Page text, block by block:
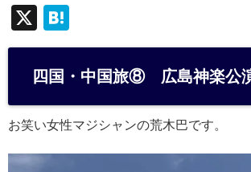
X
at
e
a
四国・中国旅⑧ 広島神楽公
お笑い女性マジシャンの荒木巴です。